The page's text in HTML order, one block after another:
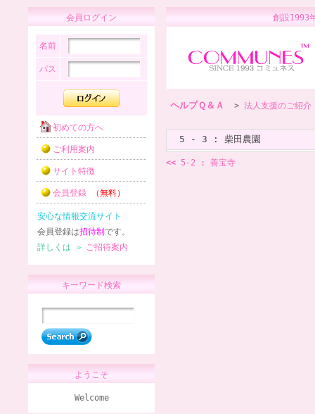
会員ログイン
名前
パス
初めての方へ
ご利用案内
サイト特徴
会員登録 （無料）
安心な情報交流サイト
会員登録は招待制 です。
詳しくは ⇒ ご招待案内
キーワード検索
ようこそ
Welcome
創設
ヘルプＱ＆Ａ > 法人支援のご紹介
5 - 3 : 柴田農園
<< 5-2 : 善宝寺